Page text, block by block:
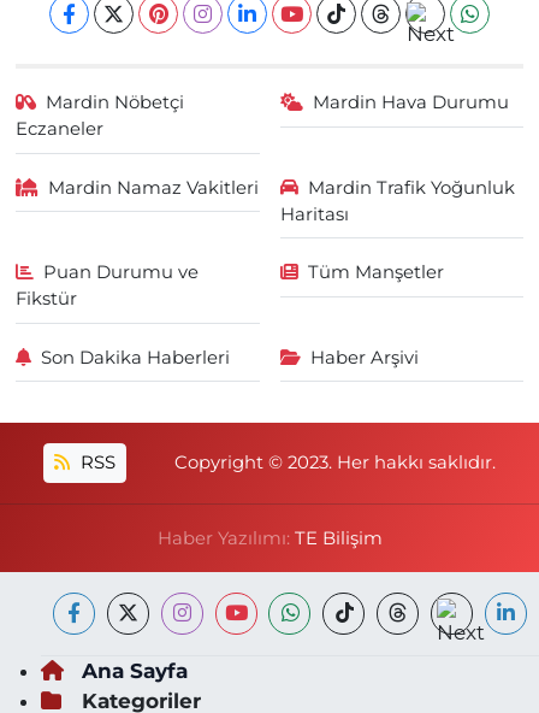
Mardin Nöbetçi
Eczaneler
Mardin Hava Durumu
Mardin Namaz Vakitleri
Mardin Trafik Yoğunluk
Haritası
Puan Durumu ve
Fikstür
Tüm Manşetler
Son Dakika Haberleri Haber Arşivi
RSS Copyright © 2023. Her hakkı saklıdır.
Haber Yazılımı: TE Bilişim
Ana Sayfa
Kategoriler